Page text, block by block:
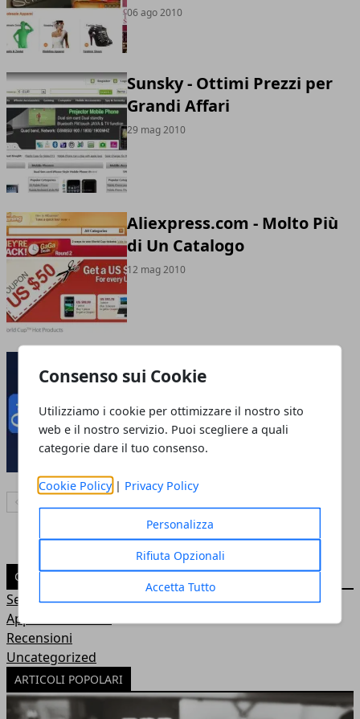
Consenso sui Cookie
Utilizziamo i cookie per ottimizzare il nostro sito
web e il nostro servizio. Puoi scegliere a quali
categorie dare il tuo consenso.
Cookie Policy | Privacy Policy
Personalizza
Rifiuta Opzionali
Accetta Tutto
06 ago 2010
Sunsky - Ottimi Prezzi per
Grandi Affari
29 mag 2010
Aliexpress.com - Molto Più
di Un Catalogo
12 mag 2010
Alibaba
11 mag 2010
Articolo Precedente
Articolo Successivo
CATEGORIE
Senza categoria
Approfondimenti
Recensioni
Uncategorized
ARTICOLI POPOLARI